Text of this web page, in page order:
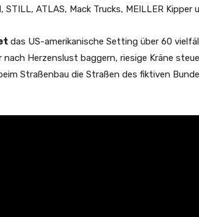
STILL, ATLAS, Mack Trucks, MEILLER
das US-amerikanische Setting über 60
nach Herzenslust baggern, riesige Kräne
Straßenbau die Straßen des fiktiven